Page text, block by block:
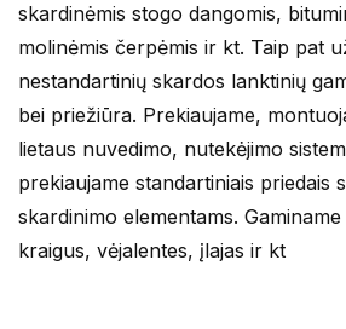
skardinėmis stogo dangomis,
molinėmis čerpėmis ir kt. Taip pat
nestandartinių skardos lanktinių
bei priežiūra. Prekiaujame,
lietaus nuvedimo, nutekėjimo
prekiaujame standartiniais priedais
skardinimo elementams.
kraigus, vėjalentes, įlajas ir kt